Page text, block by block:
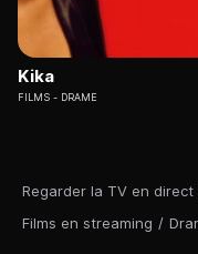
Regarder la TV en direct
Films en streaming /
Kika
FILMS DRAME